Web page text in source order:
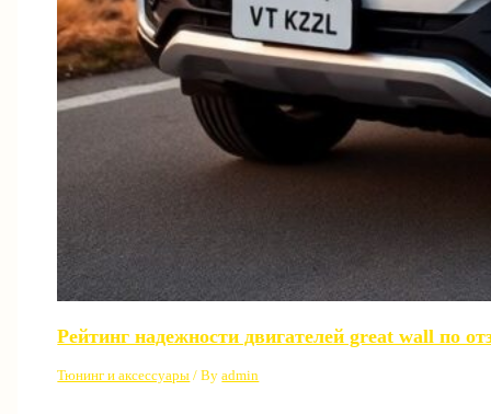
Рейтинг надежности двигателей great wall по
Тюнинг и аксессуары / Byadmin